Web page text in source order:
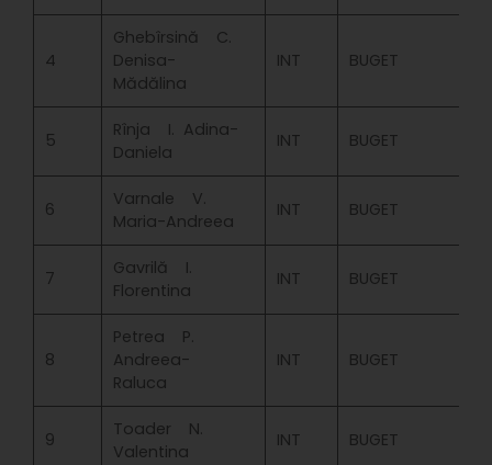
4
Ghebîrsină C.
Denisa-
Mădălina
INT BUGET
5
Rînja I. Adina-
Daniela
INT BUGET
6
Varnale V.
Maria-Andreea
INT BUGET
7
Gavrilă I.
Florentina
INT BUGET
8
Petrea P.
Andreea-
Raluca
INT BUGET
9
Toader N.
Valentina
INT BUGET